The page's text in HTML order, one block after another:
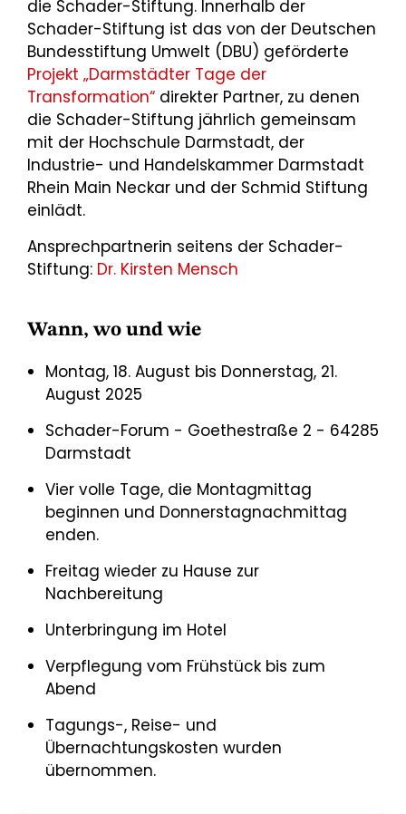
die Schader-Stiftung. Innerhalb der
Schader-Stiftung ist das von der Deutschen
Bundesstiftung Umwelt (DBU) geförderte
Projekt „Darmstädter Tage der
Transformation“ direkter Partner, zu denen
die Schader-Stiftung jährlich gemeinsam
mit der Hochschule Darmstadt, der
Industrie- und Handelskammer Darmstadt
Rhein Main Neckar und der Schmid Stiftung
einlädt.
Ansprechpartnerin seitens der Schader-
Stiftung: Dr. Kirsten Mensch
Wann, wo und wie
Montag, 18. August bis Donnerstag, 21.
August 2025
Schader-Forum - Goethestraße 2 - 64285
Darmstadt
Vier volle Tage, die Montagmittag
beginnen und Donnerstagnachmittag
enden.
Freitag wieder zu Hause zur
Nachbereitung
Unterbringung im Hotel
Verpflegung vom Frühstück bis zum
Abend
Tagungs-, Reise- und
Übernachtungskosten wurden
übernommen.